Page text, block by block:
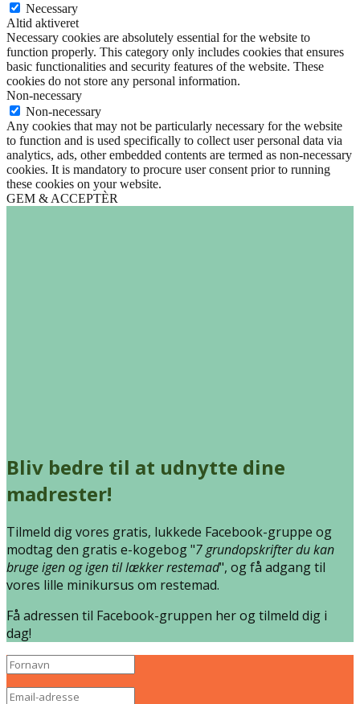
Necessary
Altid aktiveret
Necessary cookies are absolutely essential for the website to
function properly. This category only includes cookies that ensures
basic functionalities and security features of the website. These
cookies do not store any personal information.
Non-necessary
Non-necessary
Any cookies that may not be particularly necessary for the website
to function and is used specifically to collect user personal data via
analytics, ads, other embedded contents are termed as non-necessary
cookies. It is mandatory to procure user consent prior to running
these cookies on your website.
GEM & ACCEPTÈR
Bliv bedre til at udnytte dine
madrester!
Tilmeld dig vores gratis, lukkede Facebook-gruppe og
modtag den gratis e-kogebog "7 grundopskrifter du kan
bruge igen og igen til lækker restemad", og få adgang til
vores lille minikursus om restemad.
Få adressen til Facebook-gruppen her og tilmeld dig i
dag!